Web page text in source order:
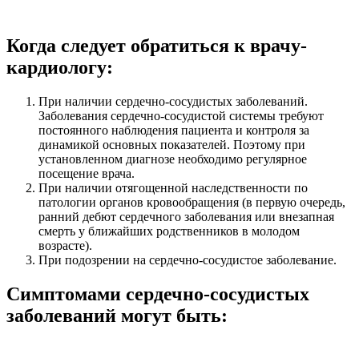
Когда следует обратиться к врачу-
кардиологу:
При наличии сердечно-сосудистых заболеваний.
Заболевания сердечно-сосудистой системы требуют
постоянного наблюдения пациента и контроля за
динамикой основных показателей. Поэтому при
установленном диагнозе необходимо регулярное
посещение врача.
При наличии отягощенной наследственности по
патологии органов кровообращения (в первую очередь,
ранний дебют сердечного заболевания или внезапная
смерть у ближайших родственников в молодом
возрасте).
При подозрении на сердечно-сосудистое заболевание.
Симптомами сердечно-сосудистых
заболеваний могут быть: